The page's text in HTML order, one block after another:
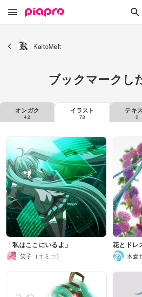
KaitoMelt
ブックマークし
オンガク
42
イラスト
78
テキ
0
「私はここにいるよ」
笑子（エミコ）
花とドレ
木倉